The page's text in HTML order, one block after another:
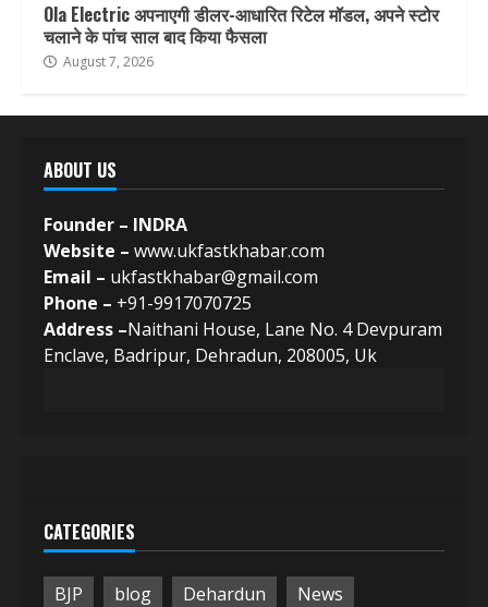
Ola Electric अपनाएगी डीलर-आधारित रिटेल मॉडल, अपने स्टोर
चलाने के पांच साल बाद किया फैसला
August 7, 2026
ABOUT US
Founder – INDRA
Website – www.ukfastkhabar.com
Email – ukfastkhabar@gmail.com
Phone – +91-9917070725
Address –Naithani House, Lane No. 4 Devpuram
Enclave, Badripur, Dehradun, 208005, Uk
CATEGORIES
BJP blog Dehardun
News